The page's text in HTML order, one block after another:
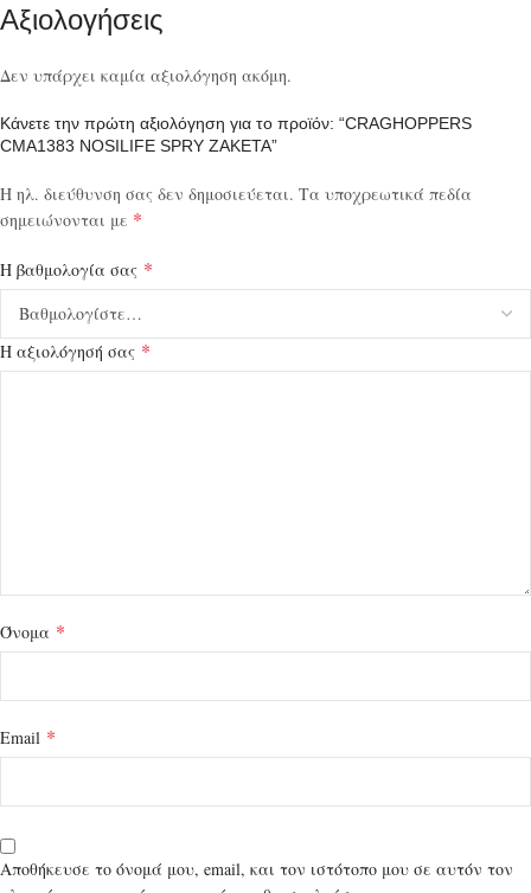
Αξιολογήσεις
Δεν υπάρχει καμία αξιολόγηση ακόμη.
Κάνετε την πρώτη αξιολόγηση για το προϊόν: “CRAGHOPPERS
CMA1383 NOSILIFE SPRY ΖΑΚΕΤΑ”
Η ηλ. διεύθυνση σας δεν δημοσιεύεται. Τα υποχρεωτικά πεδία
σημειώνονται με *
Η βαθμολογία σας *
Η αξιολόγησή σας *
Όνομα *
Email *
Αποθήκευσε το όνομά μου, email, και τον ιστότοπο μου σε αυτόν τον